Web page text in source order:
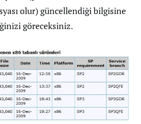
olur) güncellendiği bilgisine
göreceksiniz.